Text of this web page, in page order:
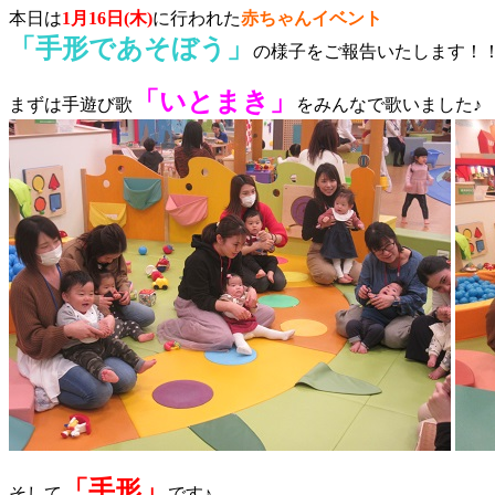
本日は1月16日(木)に行われた赤ちゃんイベント
「手形であそぼう」 の様子をご報告いたします！
まずは手遊び歌 「いとまき」 をみんなで歌いました♪